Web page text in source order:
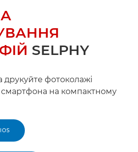
SELPHY
друкуйте фотоколажі
смартфона на компактному